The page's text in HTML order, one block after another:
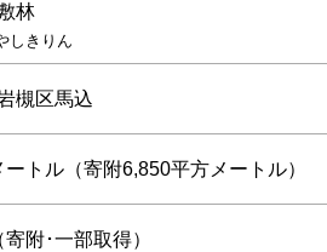
林
しきりん
槻区馬込
トル（寄附6,850平方メートル）
附･一部取得）